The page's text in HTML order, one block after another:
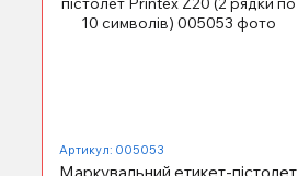
Артикул: 005053